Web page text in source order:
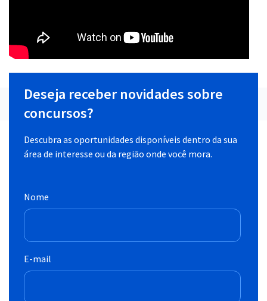
Deseja receber novidades sobre
concursos?
Descubra as oportunidades disponíveis dentro da sua
área de interesse ou da região onde você mora.
Nome
E-mail